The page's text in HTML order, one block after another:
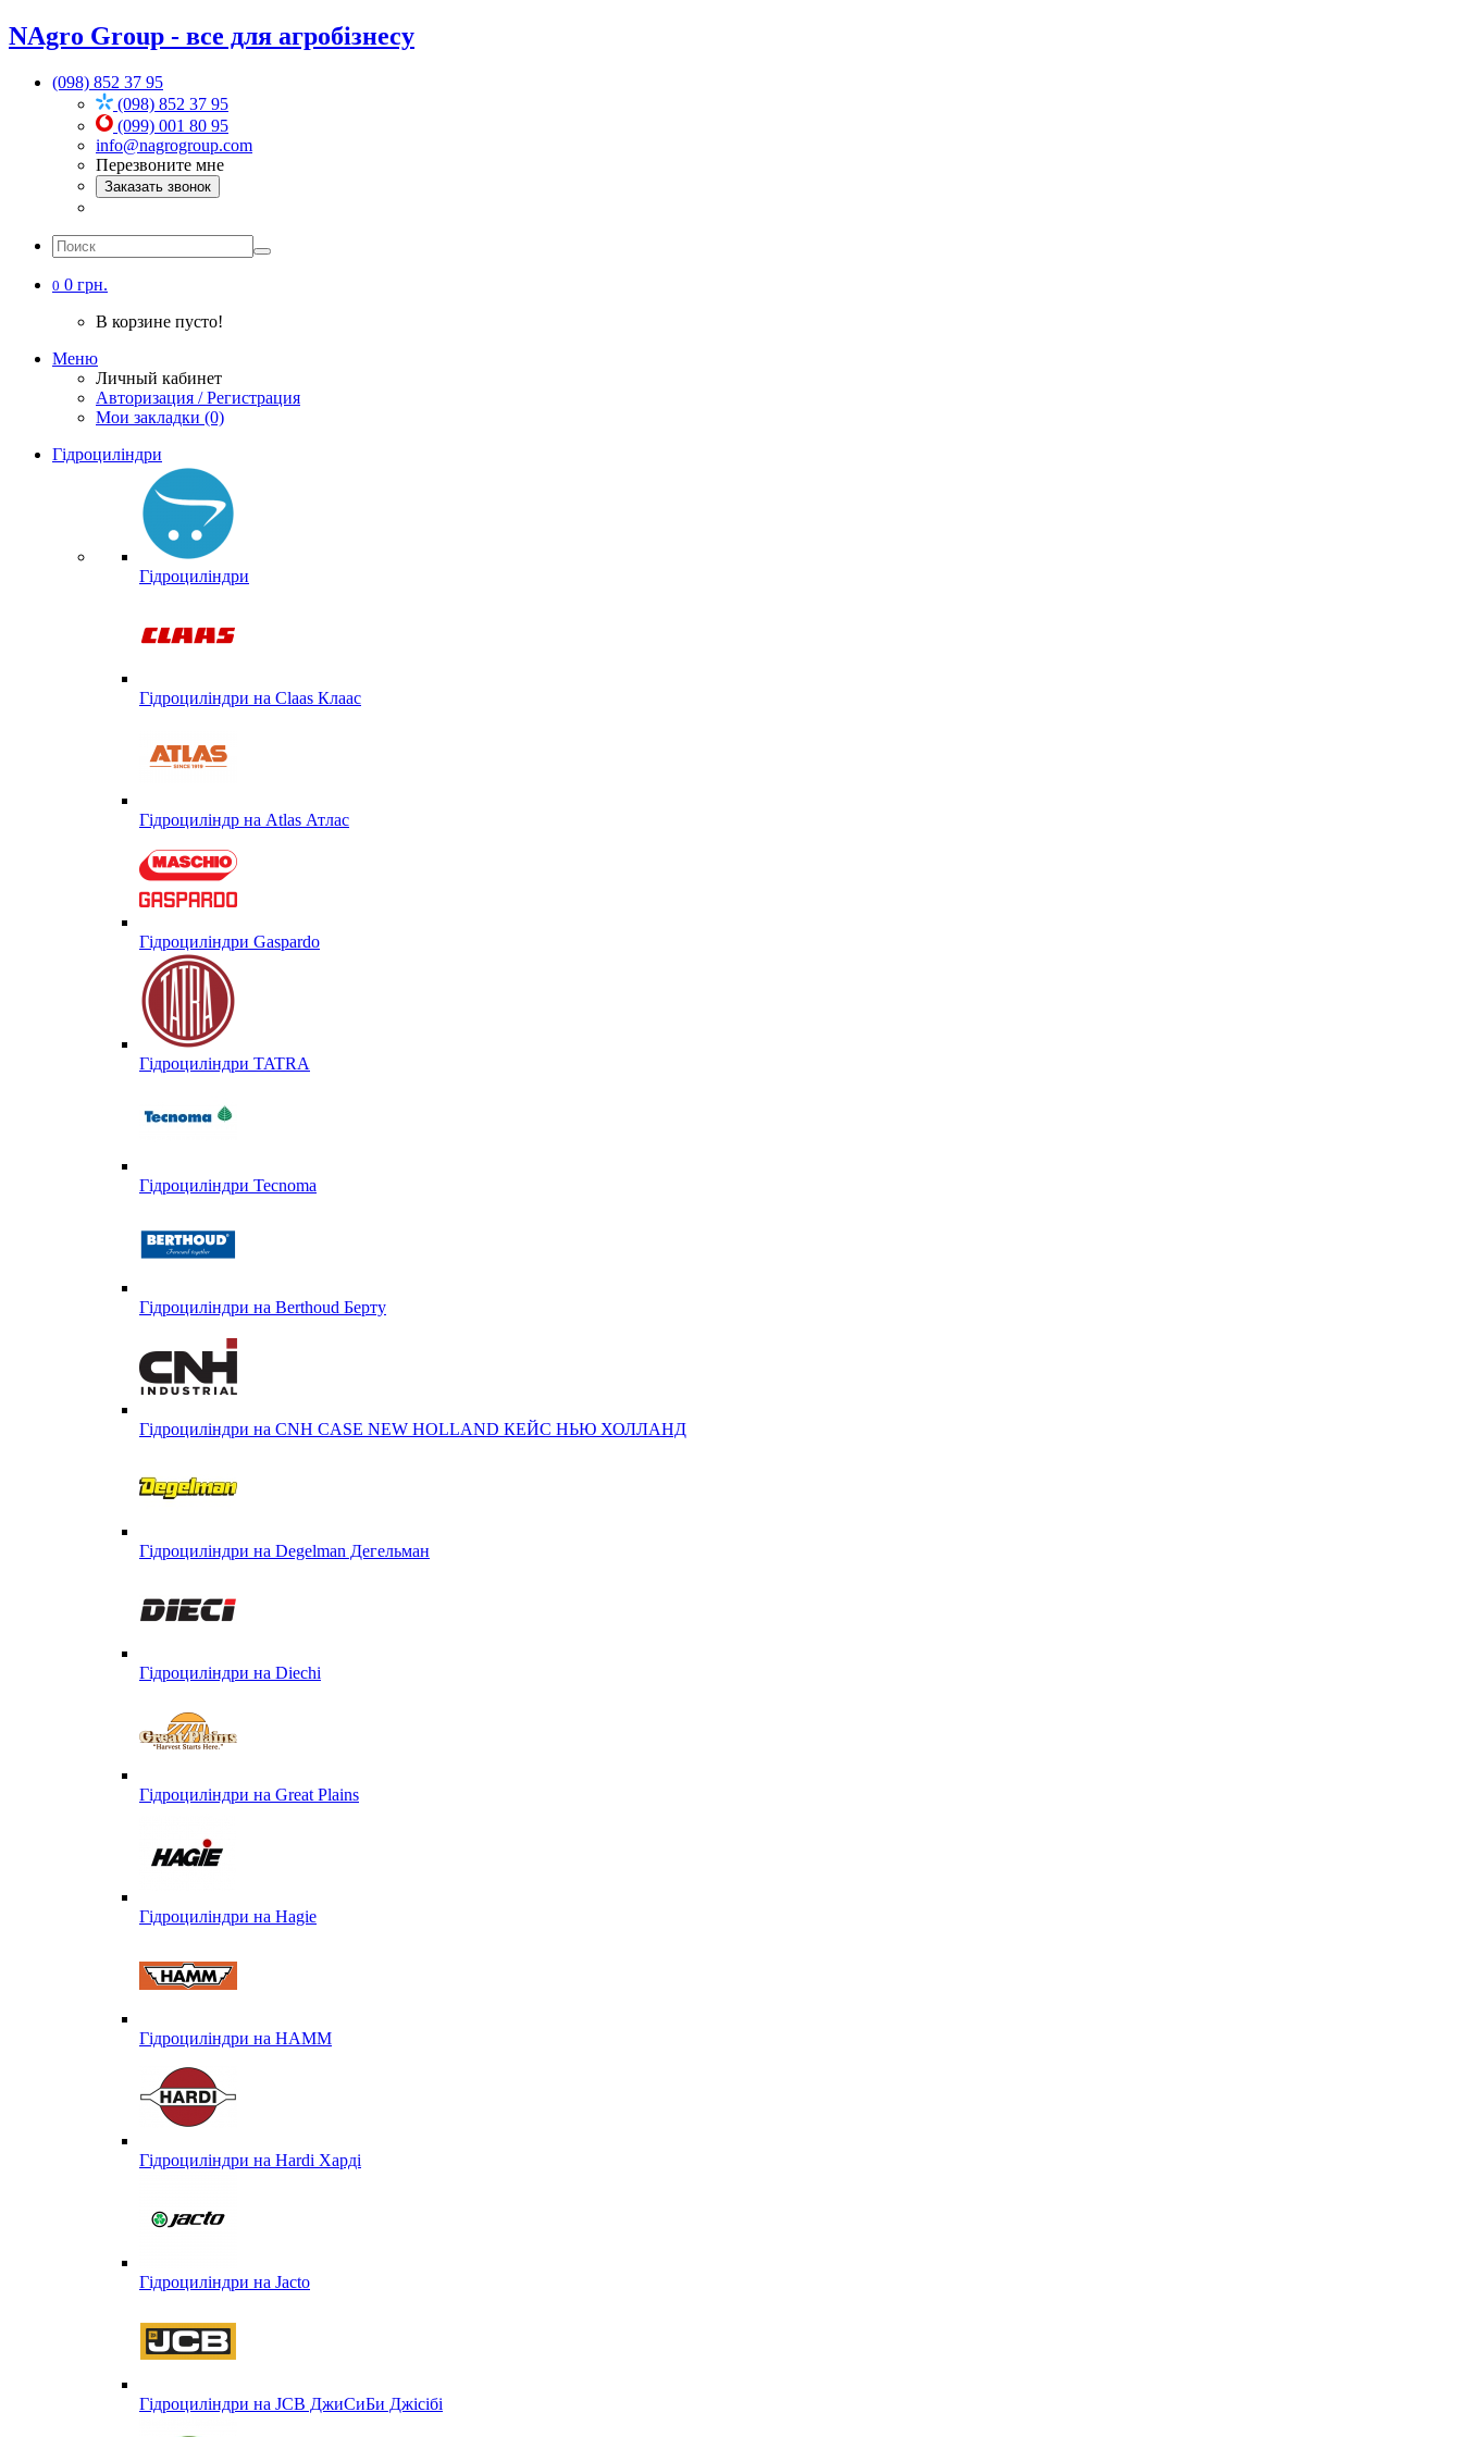
NAgro Group - все для агробізнесу
(098) 852 37 95
(098) 852 37 95
(099) 001 80 95
info@nagrogroup.com
Перезвоните мне
Заказать звонок
0 0 грн.
В корзине пусто!
Меню
Личный кабинет
Авторизация / Регистрация
Мои закладки (0)
Гідроциліндри
Гідроциліндри
Гідроциліндри на Claas Клаас
Гідроциліндр на Atlas Атлас
Гідроциліндри Gaspardo
Гідроциліндри TATRA
Гідроциліндри Tecnoma
Гідроциліндри на Berthoud Берту
Гідроциліндри на CNH CASE NEW HOLLAND КЕЙС НЬЮ ХОЛЛАНД
Гідроциліндри на Degelman Дегельман
Гідроциліндри на Diechi
Гідроциліндри на Great Plains
Гідроциліндри на Hagie
Гідроциліндри на HAMM
Гідроциліндри на Hardi Харді
Гідроциліндри на Jacto
Гідроциліндри на JCB ДжиСиБи Джісібі